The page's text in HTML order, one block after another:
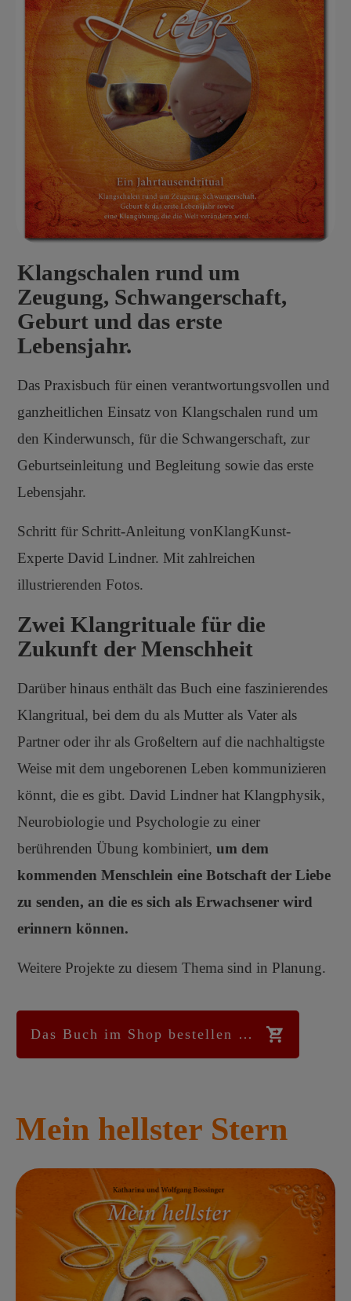
Klangschalen rund um
Zeugung, Schwangerschaft,
Geburt und das erste
Lebensjahr.
Das Praxisbuch für einen verantwortungsvollen und
ganzheitlichen Einsatz von Klangschalen rund um
den Kinderwunsch, für die Schwangerschaft, zur
Geburtseinleitung und Begleitung sowie das erste
Lebensjahr.
Schritt für Schritt-Anleitung vonKlangKunst-
Experte David Lindner. Mit zahlreichen
illustrierenden Fotos.
Zwei Klangrituale für die
Zukunft der Menschheit
Darüber hinaus enthält das Buch eine faszinierendes
Klangritual, bei dem du als Mutter als Vater als
Partner oder ihr als Großeltern auf die nachhaltigste
Weise mit dem ungeborenen Leben kommunizieren
könnt, die es gibt. David Lindner hat Klangphysik,
Neurobiologie und Psychologie zu einer
berührenden Übung kombiniert, um dem
kommenden Menschlein eine Botschaft der Liebe
zu senden, an die es sich als Erwachsener wird
erinnern können.
Weitere Projekte zu diesem Thema sind in Planung.
Das Buch im Shop bestellen …
Mein hellster Stern